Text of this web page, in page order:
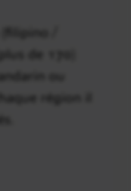
/
de 170)
ou
région il